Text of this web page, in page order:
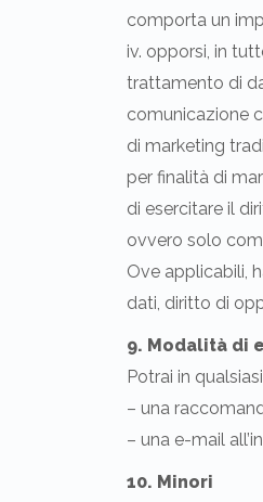
comporta un
iv. opporsi, in
trattamento di
comunicazione
di marketing
per finalità di
di esercitare il
ovvero solo
Ove applicabili,
dati, diritto di
9. Modalità di
Potrai in
– una
– una e-mail
10. Minori